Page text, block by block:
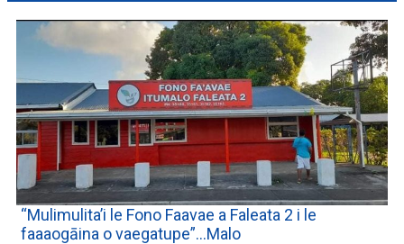
“Mulimulita’i le Fono Faavae a Faleata 2 i le
faaaogāina o vaegatupe”…Malo